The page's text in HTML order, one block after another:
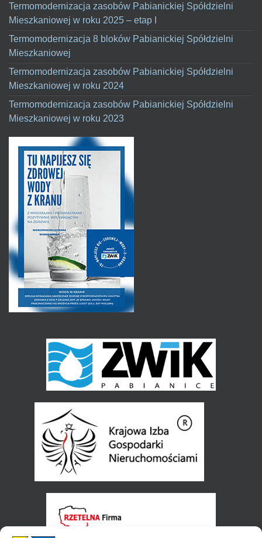
Termomodernizacja zasobów Pabianickiej Spółdzielni
Mieszkaniowej w roku 2025 – etap I
Termomodernizacja 8 bloków Pabianickiej Spółdzielni
Mieszkaniowej
Termomodernizacja zasobów Pabianickiej Spółdzielni
Mieszkaniowej w roku 2024
Termomodernizacja zasobów Pabianickiej Spółdzielni
Mieszkaniowej w roku 2023